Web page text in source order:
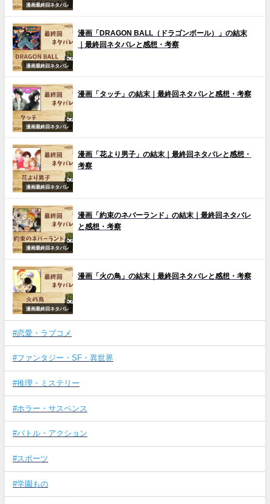
漫画最終回ネタバレ
漫画最終回ネタバレ
漫画「DRAGON BALL（ドラゴンボール）」の結末
｜最終回ネタバレと感想・考察
漫画最終回ネタバレ
漫画「タッチ」の結末｜最終回ネタバレと感想・考察
漫画最終回ネタバレ
漫画「花より男子」の結末｜最終回ネタバレと感想・
考察
漫画最終回ネタバレ
漫画「約束のネバーランド」の結末｜最終回ネタバレ
と感想・考察
漫画最終回ネタバレ
漫画「火の鳥」の結末｜最終回ネタバレと感想・考察
#恋愛・ラブコメ
#ファンタジー・SF・異世界
#推理・ミステリー
#ホラー・サスペンス
#バトル・アクション
#スポーツ
#学園もの